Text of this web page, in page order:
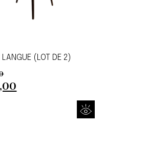
LANGUE (LOT DE 2)